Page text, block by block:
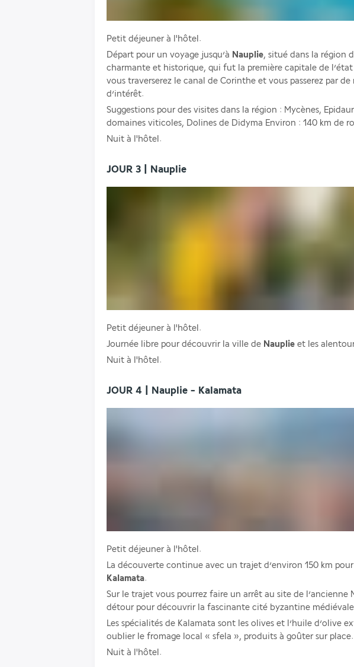
Petit déjeuner à l'hôtel.
Départ pour un voyage jusqu’à Nauplie, situé dans la région
charmante et historique, qui fut la première capitale de
vous traverserez le canal de Corinthe et vous passerez par
d’intérêt.
Suggestions pour des visites dans la région : Mycènes,
domaines viticoles, Dolines de Didyma Environ : 140 km de
Nuit à l'hôtel.
JOUR 3 | Nauplie
Petit déjeuner à l'hôtel.
Journée libre pour découvrir la ville de Nauplie et les
Nuit à l'hôtel.
JOUR 4 | Nauplie - Kalamata
Petit déjeuner à l'hôtel.
Kalamata.
Sur le trajet vous pourrez faire un arrêt au site de l’ancienne
détour pour découvrir la fascinante cité byzantine médiévale
Les spécialités de Kalamata sont les olives et l’huile d’olive
oublier le fromage local « sfela », produits à goûter sur place.
Nuit à l'hôtel.